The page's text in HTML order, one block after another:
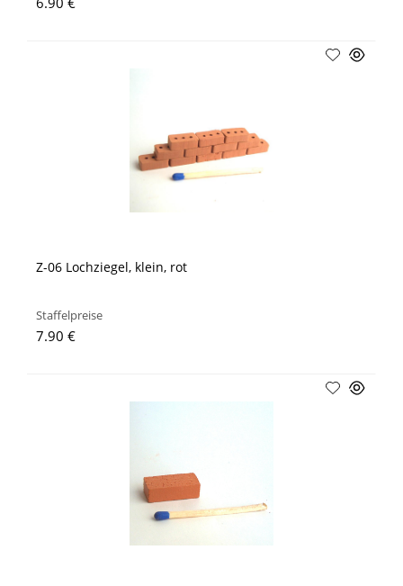
Z-06 Lochziegel, klein, rot
Staffelpreise
7.90 €